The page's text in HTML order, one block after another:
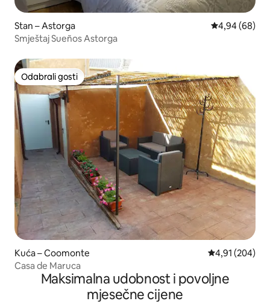
Stan – Astorga Prosječna
4,94 (68)
Smještaj Sueños Astorga
Odabrali gosti
Odabrali gosti
Kuća – Coomonte Prosječna
4,91 (204)
Casa de Maruca
Maksimalna udobnost i povoljne
mjesečne cijene